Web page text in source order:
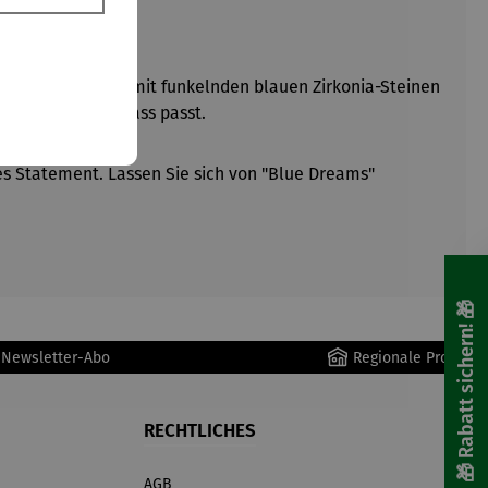
Das Collier ist mit funkelnden blauen Zirkonia-Steinen
Outfit und Anlass passt.
Statement. Lassen Sie sich von "Blue Dreams"
Abo Regionale Produkte
RECHTLICHES
AGB
🎁 Rabatt sichern! 🎁